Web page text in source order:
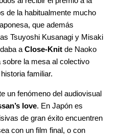
de la habitualmente mucho
que además
Tsuyoshi Kusanagi y Misaki
a Close-Knit de Naoko
la mesa al colectivo
familiar.
un fenómeno del audiovisual
love. En Japón es
de gran éxito encuentren
con un film final, o con